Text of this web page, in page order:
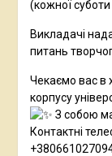
(кожної
Викладачі
питань
Чекаємо вас в
корпусу
З собою
Контактні